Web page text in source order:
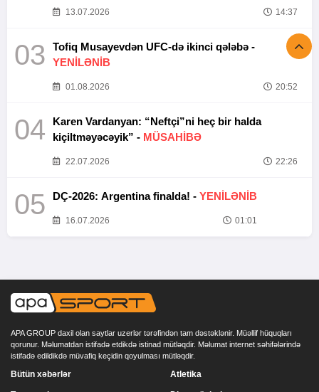
13.07.2026 14:37
03
Tofiq Musayevdən UFC-də ikinci qələbə -
YENİLƏNİB
01.08.2026 20:52
04
Karen Vardanyan: “Neftçi”ni heç bir halda
kiçiltməyəcəyik” - MÜSAHİBƏ
22.07.2026 22:26
05 DÇ-2026: Argentina finalda! - YENİLƏNİB
16.07.2026 01:01
APA GROUP daxil olan saytlar uzerlər tərəfindən tam dəstəklənir. Müəllif hüquqları
qorunur. Məlumatdan istifadə etdikdə istinad mütləqdir. Məlumat internet səhifələrində
istifadə edildikdə müvafiq keçidin qoyulması mütləqdir.
Bütün xəbərlər Atletika